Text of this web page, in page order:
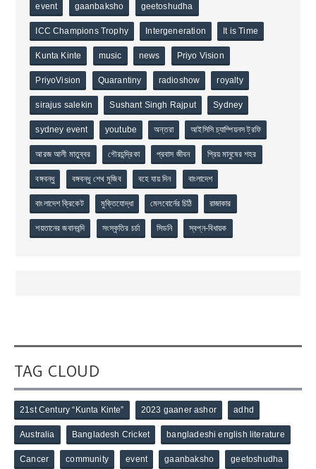
event gaanbaksho geetoshudha
ICC Champions Trophy Intergeneration It is Time
Kunta Kinte music news Priyo Vision
PriyoVision Quarantiny radioshow royalty
sirajus salekin Sushant Singh Rajput Sydney
sydney event youtube অন্তরা আইসিসি চ্যাম্পিয়নস ট্রফি
আরজ আলী মাতুব্বর গৌরচন্দ্রিকা প্রবাস জীবন প্রিয় মানুষের শহর
বঙ্গবন্ধু বঙ্গবন্ধু শেখ মুজিব বহে যায় দিন বাংলাদেশ
বাংলাদেশ ক্রিকেট মুক্তিযোদ্ধা মেলবোর্নের চিঠি রাজাকার
শয়তানের জবানবন্দি সংস্কৃতির চর্চা সিডনি স্বপ্ন-বিধায়ক
TAG CLOUD
21st Century “Kunta Kinte” 2023 gaaner ashor adhd
Australia Bangladesh Cricket bangladeshi english literature
Cancer community event gaanbaksho geetoshudha